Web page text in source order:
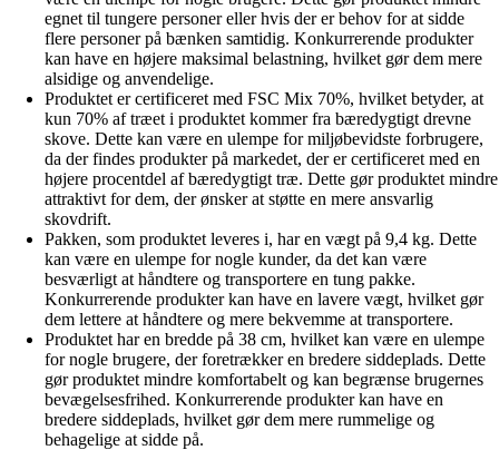
egnet til tungere personer eller hvis der er behov for at sidde
flere personer på bænken samtidig. Konkurrerende produkter
kan have en højere maksimal belastning, hvilket gør dem mere
alsidige og anvendelige.
Produktet er certificeret med FSC Mix 70%, hvilket betyder, at
kun 70% af træet i produktet kommer fra bæredygtigt drevne
skove. Dette kan være en ulempe for miljøbevidste forbrugere,
da der findes produkter på markedet, der er certificeret med en
højere procentdel af bæredygtigt træ. Dette gør produktet mindre
attraktivt for dem, der ønsker at støtte en mere ansvarlig
skovdrift.
Pakken, som produktet leveres i, har en vægt på 9,4 kg. Dette
kan være en ulempe for nogle kunder, da det kan være
besværligt at håndtere og transportere en tung pakke.
Konkurrerende produkter kan have en lavere vægt, hvilket gør
dem lettere at håndtere og mere bekvemme at transportere.
Produktet har en bredde på 38 cm, hvilket kan være en ulempe
for nogle brugere, der foretrækker en bredere siddeplads. Dette
gør produktet mindre komfortabelt og kan begrænse brugernes
bevægelsesfrihed. Konkurrerende produkter kan have en
bredere siddeplads, hvilket gør dem mere rummelige og
behagelige at sidde på.